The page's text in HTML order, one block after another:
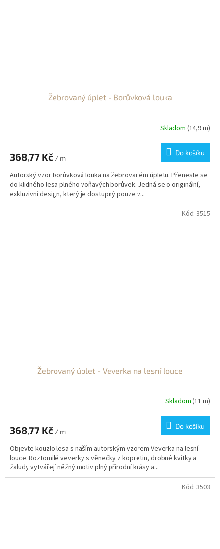
Žebrovaný úplet - Borůvková louka
Skladom (14,9 m)
368,77 Kč / m
Do košíku
Autorský vzor borůvková louka na žebrovaném úpletu. Přeneste se
do klidného lesa plného voňavých borůvek. Jedná se o originální,
exkluzivní design, který je dostupný pouze v...
Žebrovaný úplet - Veverka na lesní louce
Skladom (11 m)
368,77 Kč / m
Do košíku
Objevte kouzlo lesa s naším autorským vzorem Veverka na lesní
louce. Roztomilé veverky s věnečky z kopretin, drobné kvítky a
žaludy vytvářejí něžný motiv plný přírodní krásy a...
Kód: 3515
Kód: 3503